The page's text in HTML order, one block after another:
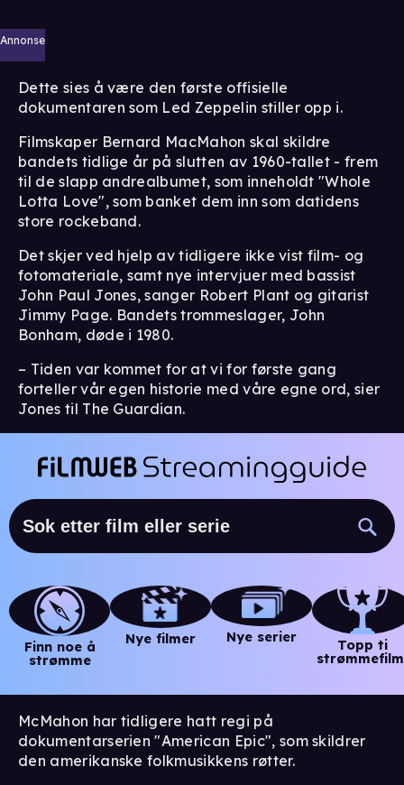
Annonse
Dette sies å være den første offisielle
dokumentaren som Led Zeppelin stiller opp i.
Filmskaper Bernard MacMahon skal skildre
bandets tidlige år på slutten av 1960-tallet - frem
til de slapp andrealbumet, som inneholdt "Whole
Lotta Love", som banket dem inn som datidens
store rockeband.
Det skjer ved hjelp av tidligere ikke vist film- og
fotomateriale, samt nye intervjuer med bassist
John Paul Jones, sanger Robert Plant og gitarist
Jimmy Page. Bandets trommeslager, John
Bonham, døde i 1980.
– Tiden var kommet for at vi for første gang
forteller vår egen historie med våre egne ord, sier
Jones til The Guardian.
Finn noe å
strømme
Nye filmer Nye serier
Topp ti
McMahon har tidligere hatt regi på
dokumentarserien "American Epic", som skildrer
den amerikanske folkmusikkens røtter.